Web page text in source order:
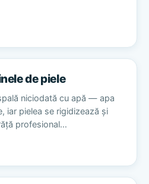
de piele
niciodată cu apă — apa
iar pielea se rigidizează și
profesional…